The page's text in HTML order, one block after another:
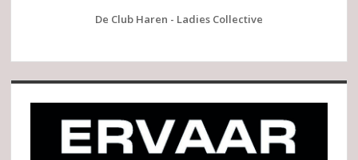
De Club Haren - Ladies Collective